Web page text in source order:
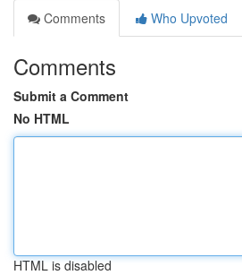
Comments
Who Upvoted
Comments
Submit a Comment
No HTML
HTML is disabled